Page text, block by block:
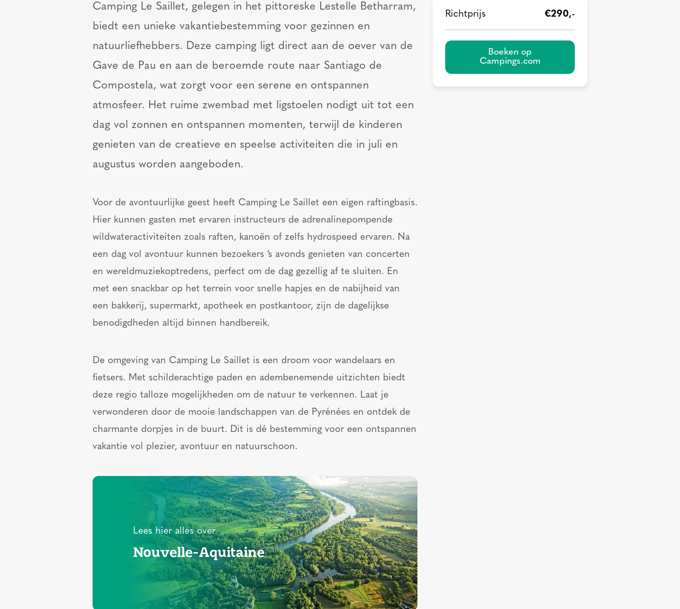
Camping Le Saillet, gelegen in het pittoreske Lestelle Betharram,
biedt een unieke vakantiebestemming voor gezinnen en
natuurliefhebbers. Deze camping ligt direct aan de oever van de
Gave de Pau en aan de beroemde route naar Santiago de
Compostela, wat zorgt voor een serene en ontspannen
atmosfeer. Het ruime zwembad met ligstoelen nodigt uit tot een
dag vol zonnen en ontspannen momenten, terwijl de kinderen
genieten van de creatieve en speelse activiteiten die in juli en
augustus worden aangeboden.
Voor de avontuurlijke geest heeft Camping Le Saillet een eigen raftingbasis.
Hier kunnen gasten met ervaren instructeurs de adrenalinepompende
wildwateractiviteiten zoals raften, kanoën of zelfs hydrospeed ervaren. Na
een dag vol avontuur kunnen bezoekers ’s avonds genieten van concerten
en wereldmuziekoptredens, perfect om de dag gezellig af te sluiten. En
met een snackbar op het terrein voor snelle hapjes en de nabijheid van
een bakkerij, supermarkt, apotheek en postkantoor, zijn de dagelijkse
benodigdheden altijd binnen handbereik.
De omgeving van Camping Le Saillet is een droom voor wandelaars en
fietsers. Met schilderachtige paden en adembenemende uitzichten biedt
deze regio talloze mogelijkheden om de natuur te verkennen. Laat je
verwonderen door de mooie landschappen van de Pyrénées en ontdek de
charmante dorpjes in de buurt. Dit is dé bestemming voor een ontspannen
vakantie vol plezier, avontuur en natuurschoon.
Lees hier alles over
Nouvelle-Aquitaine
Richtprijs €290,-
Boeken op
Campings.com